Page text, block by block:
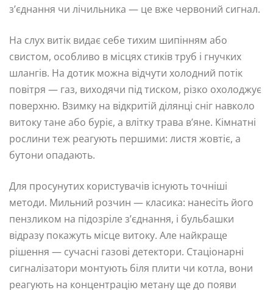
з’єднання чи лічильника — це вже червоний сигнал.
На слух витік видає себе тихим шипінням або
свистом, особливо в місцях стиків труб і гнучких
шлангів. На дотик можна відчути холодний потік
повітря — газ, виходячи під тиском, різко охолоджує
поверхню. Взимку на відкритій ділянці сніг навколо
витоку тане або буріє, а влітку трава в’яне. Кімнатні
рослини теж реагують першими: листя жовтіє, а
бутони опадають.
Для просунутих користувачів існують точніші
методи. Мильний розчин — класика: нанесіть його
пензликом на підозріле з’єднання, і бульбашки
відразу покажуть місце витоку. Але найкраще
рішення — сучасні газові детектори. Стаціонарні
сигналізатори монтують біля плити чи котла, вони
реагують на концентрацію метану ще до появи